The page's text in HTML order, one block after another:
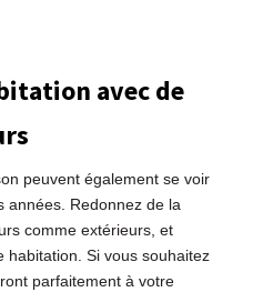
avec de
peuvent également se voir
années. Redonnez de la
comme extérieurs, et
habitation. Si vous souhaitez
parfaitement à votre